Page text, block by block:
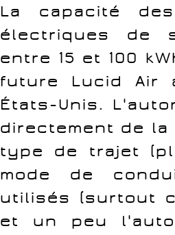
La capacité
électriques de
entre 15 et 100
future Lucid Air
États-Unis.
directement de
type de trajet
mode de
utilisés (surtout
et un peu